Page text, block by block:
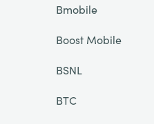
Bmobile
Boost Mobile
BSNL
BTC